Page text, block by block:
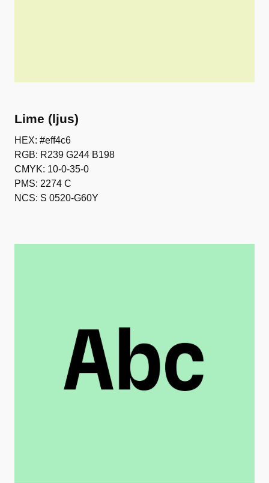
Lime (ljus)
HEX: #eff4c6
RGB: R239 G244 B198
CMYK: 10-0-35-0
PMS: 2274 C
NCS: S 0520-G60Y